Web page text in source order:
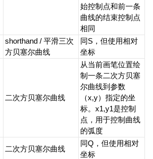
始控制点和前一条
曲线的结束控制点
相同
shorthand / 平滑三次
方贝塞尔曲线
同S，但使用相对
坐标
二次方贝塞尔曲线
从当前画笔位置绘
制一条二次方贝塞
尔曲线到参数
（x,y）指定的坐
标。x1,y1是控制
点，用于控制曲线
的弧度
二次方贝塞尔曲线
同Q，但使用相对
坐标